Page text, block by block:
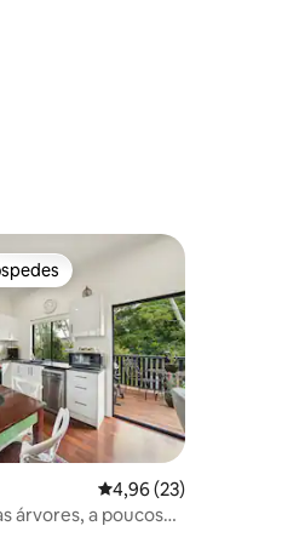
24 avaliações
30 avaliações
dos hóspedes
4,96 de uma
4,96 (23)
árvores, a poucos